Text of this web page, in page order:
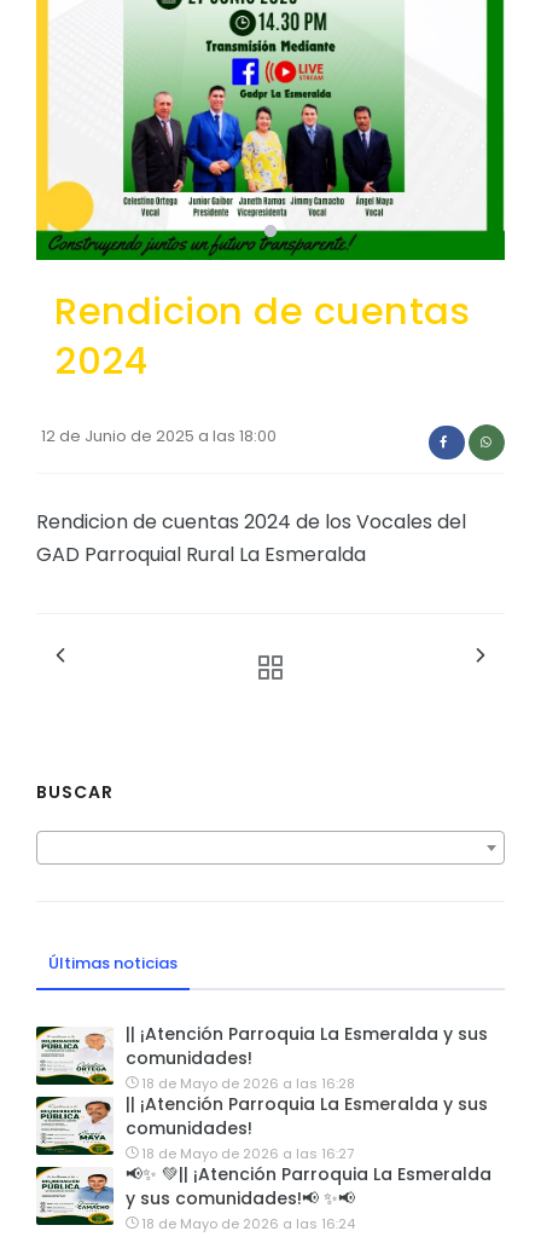
GESTIÓN ADMINISTRATIVA
Plan de desarrollo y Ordenamiento Territorial -
Plan Anual Contratación - PAC
Plan Operativo Anual - POA
Convenios Institucionales
PRESUPUESTO: EJECUCIÓN Y REPORTES
Cédulas presupuestarias y balances
Ejecución Presupuestaria
Rendicion de cuentas
2024
12 de Junio de 2025 a las 18:00
Rendicion de cuentas 2024 de los Vocales del
GAD Parroquial Rural La Esmeralda
BUSCAR
Últimas noticias
|| ¡Atención Parroquia La Esmeralda y sus
comunidades!
18 de Mayo de 2026 a las 16:28
|| ¡Atención Parroquia La Esmeralda y sus
comunidades!
18 de Mayo de 2026 a las 16:27
📢✨ 💚|| ¡Atención Parroquia La Esmeralda
y sus comunidades!📢 ✨📢
18 de Mayo de 2026 a las 16:24